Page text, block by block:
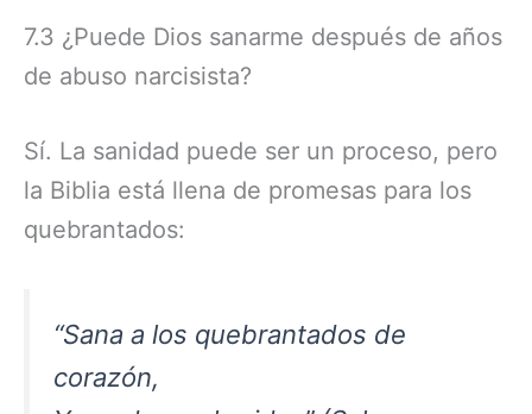
7.3 ¿Puede Dios sanarme después de años
de abuso narcisista?
Sí. La sanidad puede ser un proceso, pero
la Biblia está llena de promesas para los
quebrantados:
“Sana a los quebrantados de
corazón,